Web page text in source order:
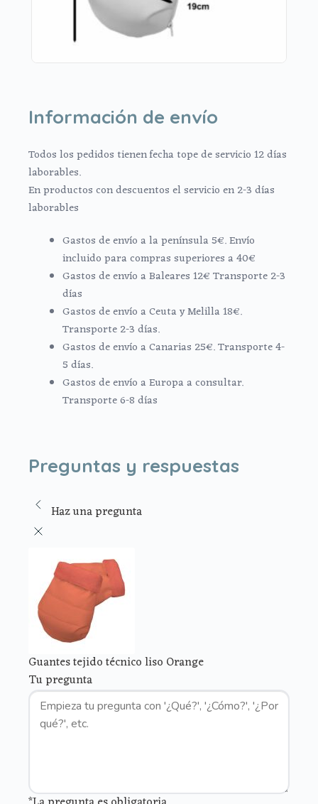
Información de envío
Todos los pedidos tienen fecha tope de servicio 12 días
laborables.
En productos con descuentos el servicio en 2-3 días
laborables
Gastos de envío a la península 5€. Envío
incluido para compras superiores a 40€
Gastos de envío a Baleares 12€ Transporte 2-3
días
Gastos de envío a Ceuta y Melilla 18€.
Transporte 2-3 días.
Gastos de envío a Canarias 25€. Transporte 4-
5 días.
Gastos de envío a Europa a consultar.
Transporte 6-8 días
Preguntas y respuestas
Haz una pregunta
Guantes tejido técnico liso Orange
Tu pregunta